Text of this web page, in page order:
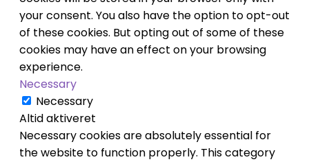
your consent. You also have the option to opt-out
of these cookies. But opting out of some of these
cookies may have an effect on your browsing
experience.
Necessary
Necessary
Altid aktiveret
Necessary cookies are absolutely essential for
the website to function properly. This category